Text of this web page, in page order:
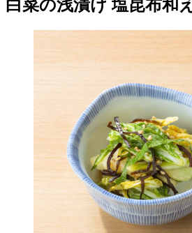
白菜の浅漬け 塩昆布和え